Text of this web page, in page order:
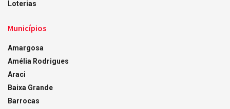
Loterias
Municípios
Amargosa
Amélia Rodrigues
Araci
Baixa Grande
Barrocas